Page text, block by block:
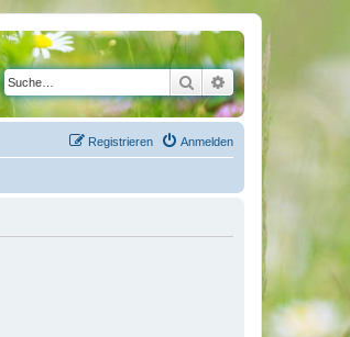
SucheErweiterte Suche
Anmelden
Registrieren